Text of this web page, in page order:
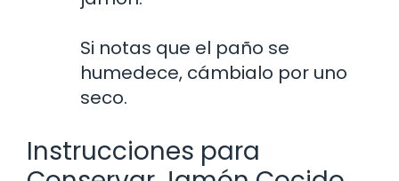
Si notas que el paño se
humedece, cámbialo por uno
seco.
Instrucciones para